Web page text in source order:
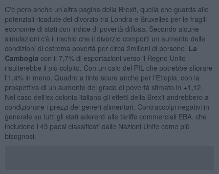
C'è però anche un’altra pagina della Brexit, quella che guarda alle
potenziali ricadute del divorzio tra Londra e Bruxelles per le fragili
economie di stati con indice di povertà diffusa. Secondo alcune
simulazioni c'è il rischio che il divorzio comporti un aumento delle
condizioni di estrema povertà per circa 2milioni di persone. La
Cambogia con il 7,7% di esportazioni verso il Regno Unito
risulterebbe il più colpito. Con un calo del PIL che potrebbe sfiorare
l'1,4% in meno. Quadro a tinte scure anche per l'Etiopia, con la
prospettiva di un aumento del grado di povertà stimato in +1,12.
Nel caso dell'ex colonia italiana gli effetti della Brexit andrebbero a
condizionare i prezzi dei generi alimentari. Contraccolpi negativi in
generale su tutti gli stati aderenti alle tariffe commerciali EBA, che
includono i 49 paesi classificati dalle Nazioni Unite come più
bisognosi.